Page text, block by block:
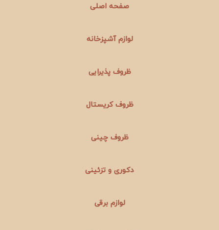
صفحه اصلی
لوازم آشپزخانه
ظروف پذیرایی
ظروف کریستال
ظروف چینی
دکوری و تزئینی
لوازم برقی